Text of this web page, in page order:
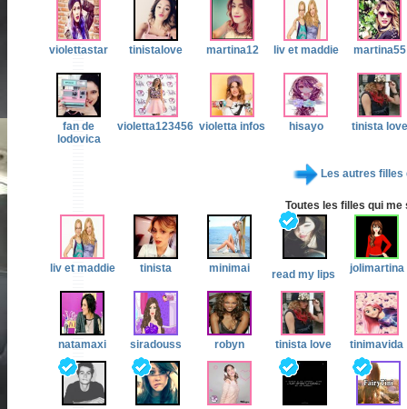
violettastar tinistalove martina12 liv et maddie martina55
fan de
lodovica
violetta123456 violetta infos hisayo tinista love
Les autres filles
Toutes les filles qui me
liv et maddie tinista minimai read my lips jolimartina
natamaxi siradouss robyn tinista love tinimavida